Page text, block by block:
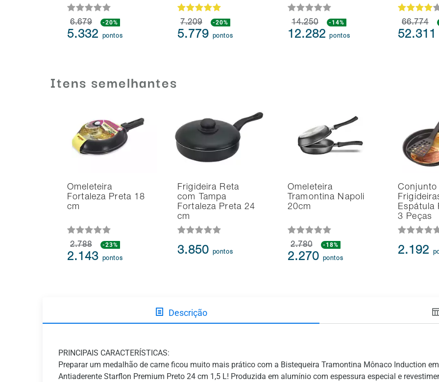
6.679 -20%
5.332 pontos
7.209 -20%
5.779 pontos
14.250 -14%
12.282pontos
66.774
Itens semelhantes
Omeleteira
Fortaleza Preta 18
cm
2.788 -23%
2.143 pontos
Frigideira Reta
com Tampa
Fortaleza Preta 24
cm
3.850 pontos
Omeleteira
Tramontina Napoli
20cm
2.780 -18%
2.270 pontos
Conjunto
Espátula
3 Peças
2.192
Descrição
PRINCIPAIS CARACTERÍSTICAS:
Preparar um medalhão de carne ficou muito mais prático com a Bistequeira Tramontina Mônaco Induction
Antiaderente Starflon Premium Preto 24 cm 1,5 L! Produzida em alumínio com espessura especial e